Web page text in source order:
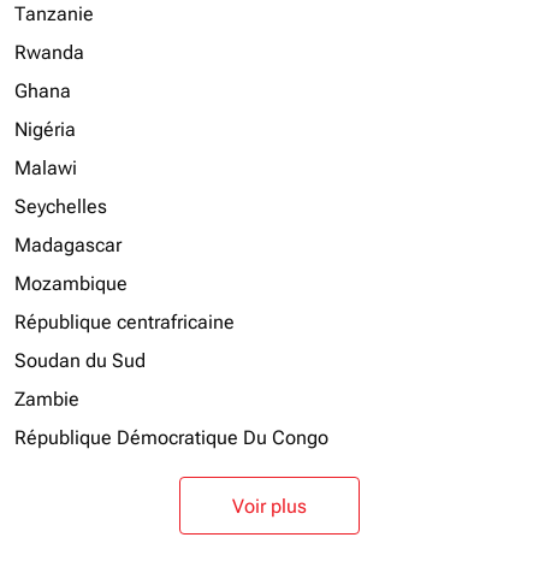
Tanzanie
Rwanda
Ghana
Nigéria
Malawi
Seychelles
Madagascar
Mozambique
République centrafricaine
Soudan du Sud
Zambie
République Démocratique Du Congo
Voir plus